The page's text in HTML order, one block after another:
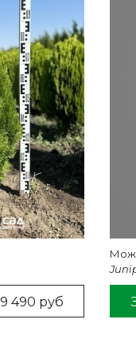
490 руб